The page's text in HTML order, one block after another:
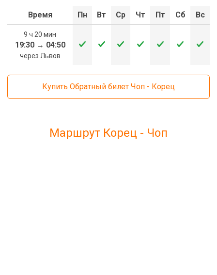
Время Пн Вт Ср Чт Пт Сб Вс
9 ч 20 мин
19:30→ 04:50
через Львов
Купить Обратный билет Чоп - Корец
Маршрут Корец - Чоп